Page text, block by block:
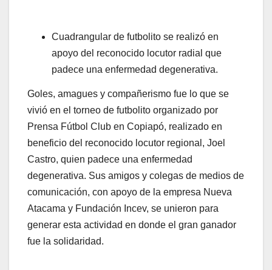
Cuadrangular de futbolito se realizó en
apoyo del reconocido locutor radial que
padece una enfermedad degenerativa.
Goles, amagues y compañerismo fue lo que se
vivió en el torneo de futbolito organizado por
Prensa Fútbol Club en Copiapó, realizado en
beneficio del reconocido locutor regional, Joel
Castro, quien padece una enfermedad
degenerativa. Sus amigos y colegas de medios de
comunicación, con apoyo de la empresa Nueva
Atacama y Fundación Incev, se unieron para
generar esta actividad en donde el gran ganador
fue la solidaridad.